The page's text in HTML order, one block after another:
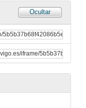
Ocultar